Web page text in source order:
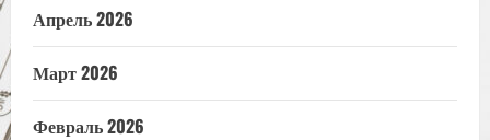
Апрель 2026
Март 2026
Февраль 2026